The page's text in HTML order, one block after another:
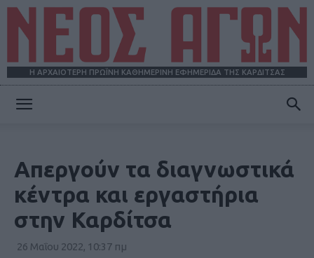
Η ΑΡΧΑΙΟΤΕΡΗ ΠΡΩΪΝΗ ΚΑΘΗΜΕΡΙΝΗ ΕΦΗΜΕΡΙΔΑ ΤΗΣ ΚΑΡΔΙΤΣΑΣ
ΑΓΩΝ
Απεργούν τα διαγνωστικά
κέντρα και εργαστήρια
στην Καρδίτσα
26 Μαΐου 2022, 10:37 πμ